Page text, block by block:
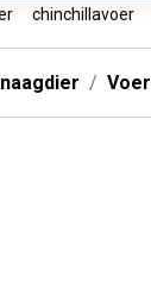
chinchillavoer
Voer